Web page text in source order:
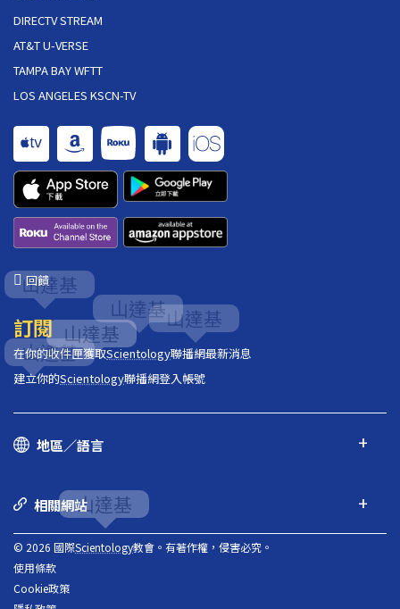
DIRECTV STREAM
AT&T U-VERSE
TAMPA BAY WFTT
LOS ANGELES KSCN-TV
回饋
訂閱
在你的收件匣獲取Scientology聯播網最新消息
建立你的Scientology聯播網登入帳號
地區／語言
相關網站
© 2026 國際Scientology教會。有著作權，侵害必究。
使用條款
Cookie政策